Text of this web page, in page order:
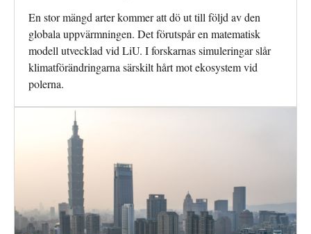
En stor mängd arter kommer att dö ut till följd av den
globala uppvärmningen. Det förutspår en matematisk
modell utvecklad vid LiU. I forskarnas simuleringar slår
klimatförändringarna särskilt hårt mot ekosystem vid
polerna.